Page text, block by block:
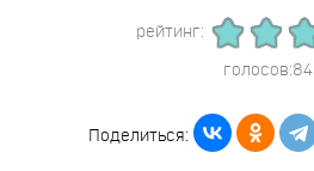
рейтинг:
голосов:84
Поделиться: